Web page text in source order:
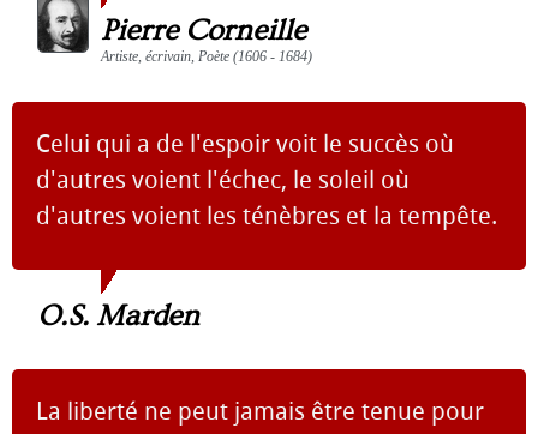
Pierre Corneille
Artiste, écrivain, Poète (1606 - 1684)
Celui qui a de l'espoir voit le succès où
d'autres voient l'échec, le soleil où
d'autres voient les ténèbres et la tempête.
O.S. Marden
La liberté ne peut jamais être tenue pour